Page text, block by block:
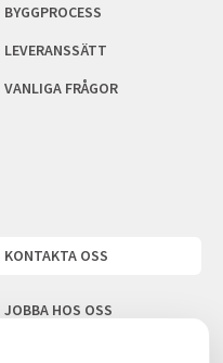
BYGGPROCESS
LEVERANSSÄTT
VANLIGA FRÅGOR
KONTAKTA OSS
JOBBA HOS OSS